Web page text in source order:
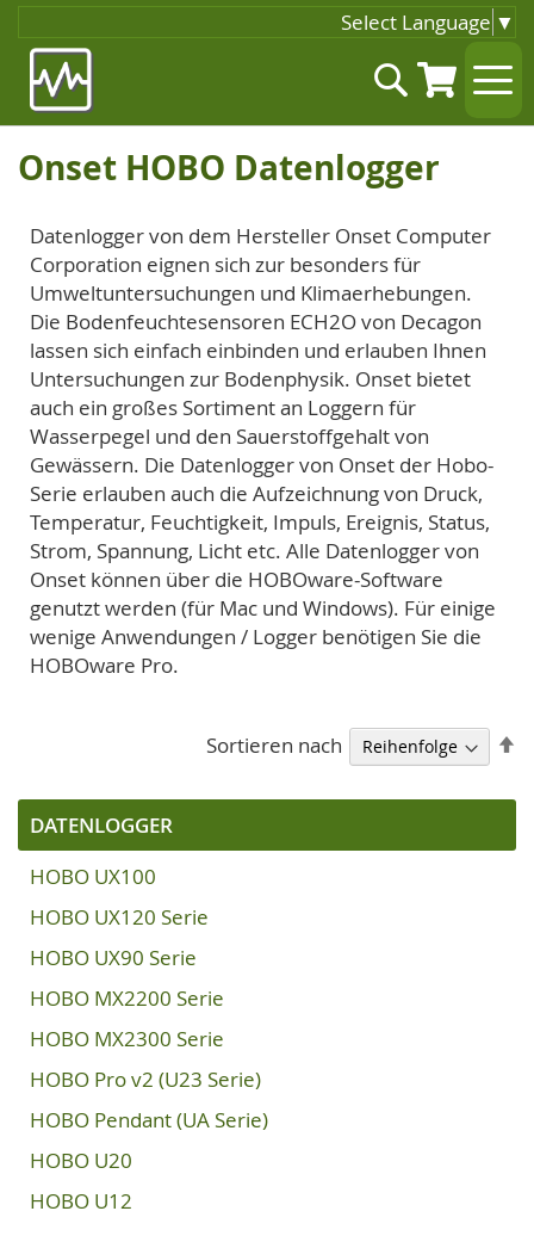
Select Language ▼
Inhalt
springen
Suche
Onset HOBO Datenlogger
Datenlogger von dem Hersteller Onset Computer
Corporation eignen sich zur besonders für
Umweltuntersuchungen und Klimaerhebungen.
Die Bodenfeuchtesensoren ECH2O von Decagon
lassen sich einfach einbinden und erlauben Ihnen
Untersuchungen zur Bodenphysik. Onset bietet
auch ein großes Sortiment an Loggern für
Wasserpegel und den Sauerstoffgehalt von
Gewässern. Die Datenlogger von Onset der Hobo-
Serie erlauben auch die Aufzeichnung von Druck,
Temperatur, Feuchtigkeit, Impuls, Ereignis, Status,
Strom, Spannung, Licht etc. Alle Datenlogger von
Onset können über die HOBOware-Software
genutzt werden (für Mac und Windows). Für einige
wenige Anwendungen / Logger benötigen Sie die
HOBOware Pro.
Sortieren nach
DATENLOGGER
HOBO UX100
HOBO UX120 Serie
HOBO UX90 Serie
HOBO MX2200 Serie
HOBO MX2300 Serie
HOBO Pro v2 (U23 Serie)
HOBO Pendant (UA Serie)
HOBO U20
HOBO U12